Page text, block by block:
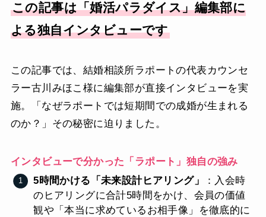
この記事は「婚活パラダイス」編集部に
よる独自インタビューです
この記事では、結婚相談所ラポートの代表カウンセ
ラー古川みほこ様に編集部が直接インタビューを実
施。「なぜラポートでは短期間での成婚が生まれる
のか？」その秘密に迫りました。
インタビューで分かった「ラポート」独自の強み
5時間かける「未来設計ヒアリング」
：入会時
のヒアリングに合計5時間をかけ、会員の価値
観や「本当に求めているお相手像」を徹底的に